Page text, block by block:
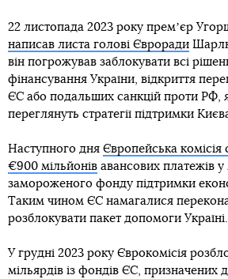
22 листопада 2023 року премʼєр
написав листа голові Євроради
він погрожував заблокувати всі
фінансування України, відкриття
ЄС або подальших санкцій проти РФ,
переглянуть стратегії підтримки
Наступного дня Європейська комісія
€900 мільйонів авансових платежів
замороженого фонду підтримки
Таким чином ЄС намагалися
розблокувати пакет допомоги Україні.
У грудні 2023 року Єврокомісія
мільярдів із фондів ЄС, призначених